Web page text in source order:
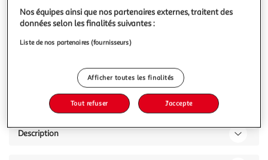
Vendu parParis Prix
Description
Nos équipes ainsi que nos partenaires externes, traitent des
données selon les finalités suivantes :
Liste de nos partenaires (fournisseurs)
Afficher toutes les finalités
Tout refuser J'accepte